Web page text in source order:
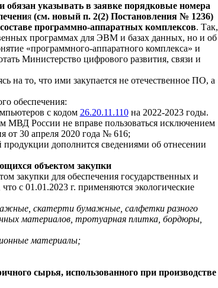
обязан указывать в заявке порядковые номера
я (см. новый п. 2(2) Постановления № 1236)
программно-аппаратных комплексов. Так,
программах для ЭВМ и базах данных, но и об
«программного-аппаратного комплекса» и
Министерство цифрового развития, связи и
на то, что ими закупается не отечественное ПО, а
обеспечения:
с кодом 26.20.11.110на 2022-2023 годы.
МВД России не вправе пользоваться исключением
от 30 апреля 2020 года № 616;
дополнится сведениями об отнесении
объектом закупки
закупки для обеспечения государственных и
что с 01.01.2023 г. применяются экологические
скатерти бумажные, салфетки разного
материалов, тротуарная плитка, бордюры,
материалы;
сырья, использованного при производстве